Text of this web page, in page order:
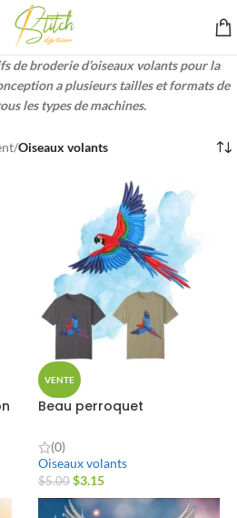
de broderie d’oiseaux volants pour la
a plusieurs tailles et formats de
les types de machines.
/Oiseaux volants
VENTE
Beau perroquet
(0)
Oiseaux volants
$5.00 $3.15